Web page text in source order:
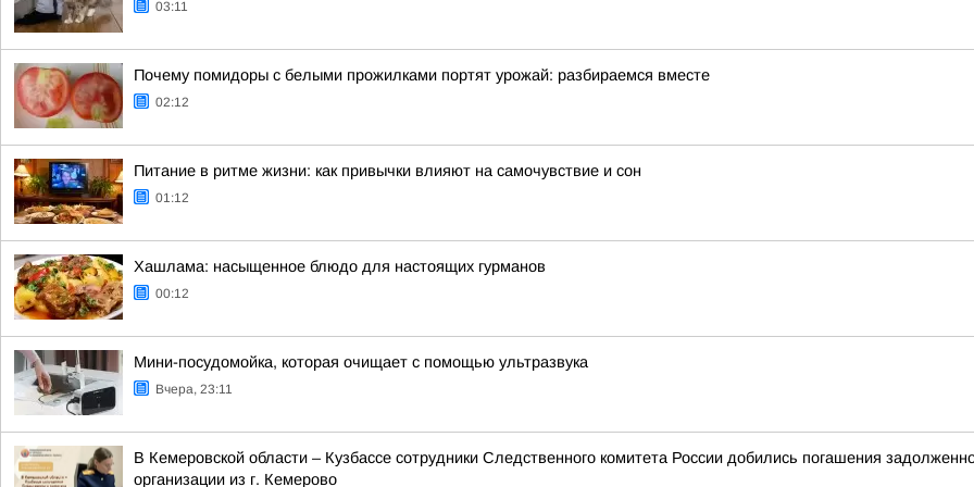
03:11
Почему помидоры с белыми прожилками портят урожай: разбираемся вместе
02:12
Питание в ритме жизни: как привычки влияют на самочувствие и сон
01:12
Хашлама: насыщенное блюдо для настоящих гурманов
00:12
Мини-посудомойка, которая очищает с помощью ультразвука
Вчера, 23:11
В Кемеровской области – Кузбассе сотрудники Следственного комитета России добились погашения
организации из г. Кемерово